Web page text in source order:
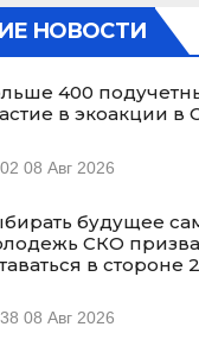
НОВОСТИ
400
в экоакции в
08 Авг 2026
будущее
СКО
в стороне
08 Авг 2026